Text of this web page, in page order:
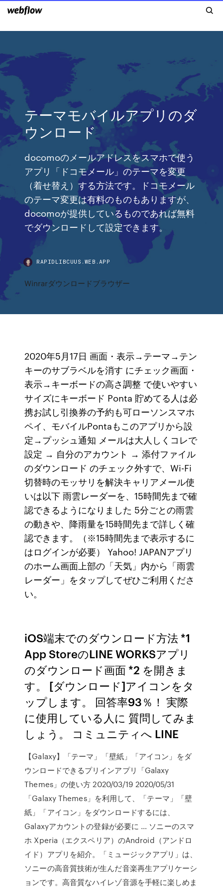
テーマモバイルアプリのダ
ウンロード
docomoのメールアドレスをスマホで使う
アプリ「ドコモメール」のテーマを変更
（着せ替え）する方法です。ドコモメール
のテーマ変更は有料のものもありますが、
docomoが提供しているものであれば無料
でダウンロードして設定できます。
RAPIDLIBCUUS.WEB.APP
Winrarダウンロードブラウザー
2020年5月17日 画面・表示→テーマ→テン
キーのサブラベルを消す にチェック画面・
表示→キーボードの高さ調整 で使いやすい
サイズにキーボード Ponta 貯めてる人は必
携お試し引換券の予約も可ローソンスマホ
ペイ、モバイルPontaもこのアプリから設
定→プッシュ通知 メールは大人しくコレで
設定 → 自分のアカウント → 添付ファイル
のダウンロード のチェック外すで、Wi-Fi
切替時のモッサリを解決キャリアメール使
いは以下 雨雲レーダーを、15時間先まで確
認できるようになりました 5分ごとの雨雲
の動きや、降雨量を15時間先まで詳しく確
認できます。（※15時間先まで表示するに
はログインが必要） Yahoo! JAPANアプリ
のホーム画面上部の「天気」内から「雨雲
レーダー」をタップしてぜひご利用くださ
い。
iOS端末でのダウンロード方法 *1
App StoreのLINE WORKSアプリ
のダウンロード画面 *2 を開きま
す。 [ダウンロード]アイコンをタ
ップします。 回答率93％！ 実際
に使用している人に 質問してみま
しょう。 コミュニティへ LINE
【Galaxy】「テーマ」「壁紙」「アイコン」をダ
ウンロードできるプリインアプリ「Galaxy
Themes」の使い方 2020/03/19 2020/05/31
「Galaxy Themes」を利用して、「テーマ」「壁
紙」「アイコン」をダウンロードするには、
Galaxyアカウントの登録が必要に … ソニーのスマ
ホ Xperia（エクスペリア）のAndroid（アンドロ
イド）アプリを紹介。「ミュージックアプリ」は、
ソニーの高音質技術が生んだ音楽再生アプリケーシ
ョンです。高音質なハイレゾ音源を手軽に楽しめま